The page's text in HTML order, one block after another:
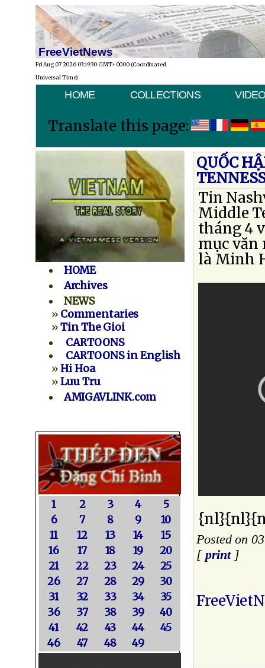
FreeVietNews
Fri Aug 07 2026 03:19:30 GMT+0000 (Coordinated
Universal Time)
HOME COLLECTIONS
Translate this page:
HOME
Archives
NEWS
» Commentaries
»Tin The Gioi
CARTOONS
CARTOONS in English
»Hi Hoa
»Luu Tru
AMIGAVLINK.com
1 2 3 4
5
6
7 8 9
10
11
12 13 14
15
16
17 18 19
20
21
22 23 24
25
26
27 28 29
30
31
32 33 34
35
36
37 38 39
40
41
42 43 44
45
46
47 48 49
QUỐC
Tin
Middle
tháng 4
mục văn
là Minh
Posted on
[ print]